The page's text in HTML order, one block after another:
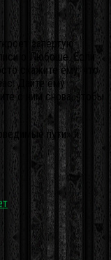
запертую
о Любоше. Если
скажите ему, что
Дайте ему
с ним снова, чтобы
пути» и